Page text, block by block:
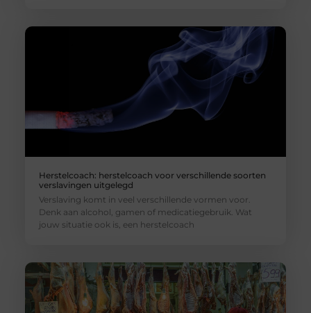
Herstelcoach: herstelcoach voor verschillende soorten
verslavingen uitgelegd
Verslaving komt in veel verschillende vormen voor.
Denk aan alcohol, gamen of medicatiegebruik. Wat
jouw situatie ook is, een herstelcoach